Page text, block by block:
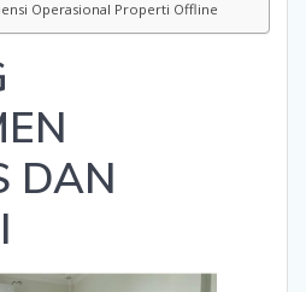
Operasional Properti Offline
DAN